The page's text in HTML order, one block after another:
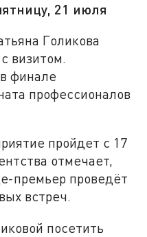
21 июля
Голикова
визитом.
финале
профессионалов
пройдет с 17
отмечает,
премьер проведёт
встреч.
посетить